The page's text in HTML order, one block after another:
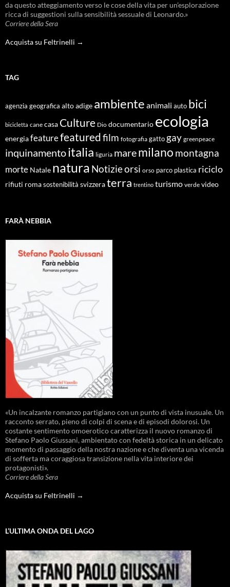
da questo atteggiamento verso le cose della vita per un’esplorazione
ricca di suggestioni sulla sensibilità sessuale di Leonardo.»
Corriere della Sera
Acquista su Feltrinelli →
TAG
agenzia geografica alto adige ambiente animali auto bici
bicicletta cane casa Culture Dio documentario ecologia
energiafeaturefeaturedfilm fotografia gatto gay greenpeace
inquinamentoitalia liguria maremilano montagna
morte Natale natura Notizieorsi orso parco plastica riciclo
rifiuti roma sostenibilità svizzeraterra trentino turismo verde video
FARÀ NEBBIA
«Un incalzante romanzo partigiano con un punto di vista inusuale. Un
racconto serrato, pieno di colpi di scena e di episodi dolorosi. Un
costante sentimento omoerotico caratterizza il nuovo romanzo di
Stefano Paolo Giussani, ambientato con fedeltà storica in un delicato
momento di passaggio della nostra nazione e che diventa una vicenda
di sofferta ma coraggiosa transizione nella vita interiore dei
protagonisti».
Corriere della Sera
Acquista su Feltrinelli →
L’ULTIMA ONDA DEL LAGO